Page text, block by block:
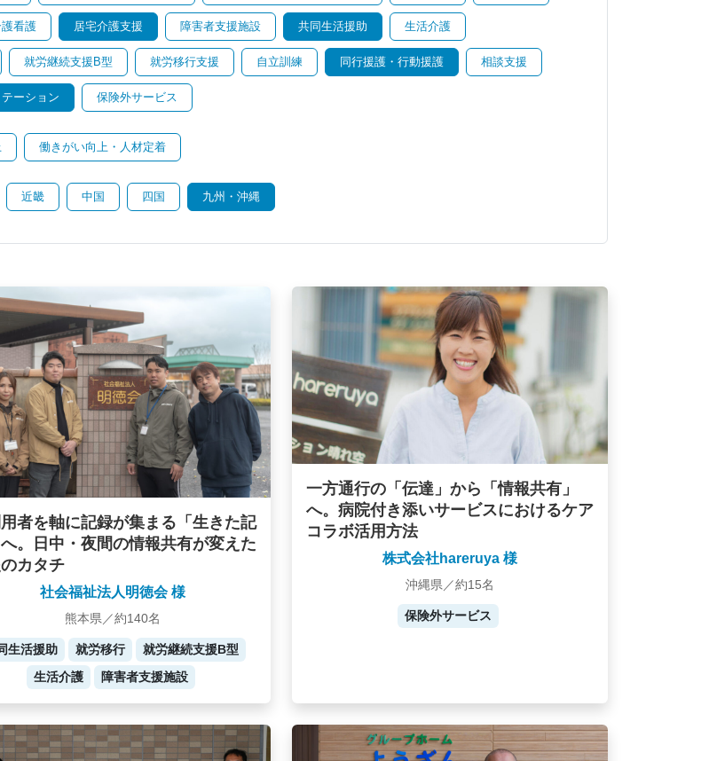
看護 居宅介護支援 障害者支援施設 共同生活援助 生活介護
就労継続支援B型 就労移行支援 自立訓練 同行援護・行動援護 相談支援
ーション 保険外サービス
働きがい向上・人材定着
近畿 中国 四国 九州・沖縄
者を軸に記録が集まる「生きた記
。日中・夜間の情報共有が変えた
カタチ
社会福祉法人明徳会 様
熊本県／約140名
生活援助 就労移行
就労継続支援B型
生活介護
障害者支援施設
一方通行の「伝達」から「情報共有」
へ。病院付き添いサービスにおけるケア
コラボ活用方法
株式会社hareruya 様
沖縄県／約15名
保険外サービス